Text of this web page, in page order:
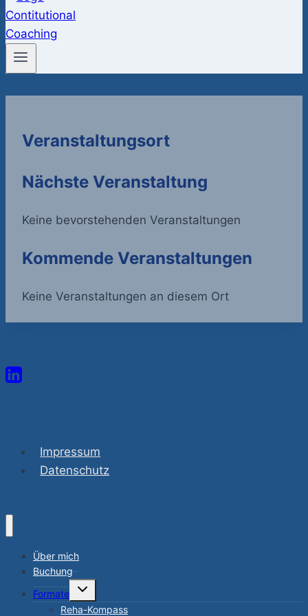
Veranstaltungsort
Nächste Veranstaltung
Keine bevorstehenden Veranstaltungen
Kommende Veranstaltungen
Keine Veranstaltungen an diesem Ort
Impressum
Datenschutz
Über mich
Buchung
Formate
Untermenü
umschalten
Reha-Kompass